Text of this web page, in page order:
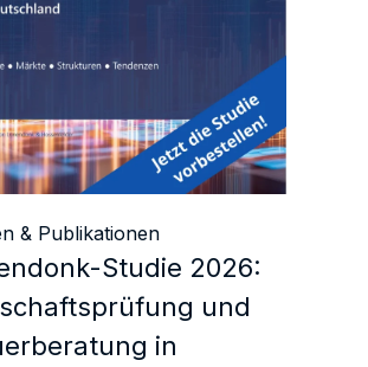
& Publikationen
Studie 2026:
und
in